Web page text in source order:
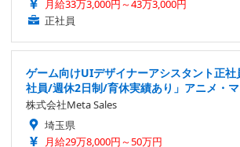
月給33万3,000円～43万3,000円
正社員
ゲーム向けUIデザイナーアシスタント正
社員/週休2日制/育休実績あり」アニメ・
株式会社Meta Sales
埼玉県
月給29万8,000円～50万円